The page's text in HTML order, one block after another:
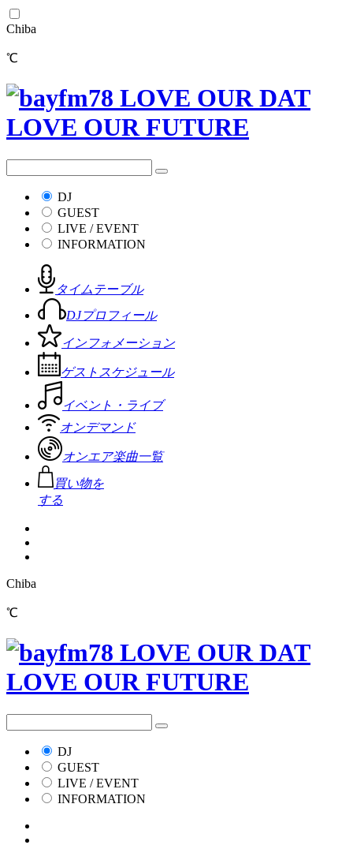
Chiba
℃
DJ
GUEST
LIVE / EVENT
INFORMATION
タイムテーブル
DJプロフィール
インフォメーション
ゲストスケジュール
イベント・ライブ
オンデマンド
オンエア楽曲一覧
買い物を
する
Chiba
℃
DJ
GUEST
LIVE / EVENT
INFORMATION